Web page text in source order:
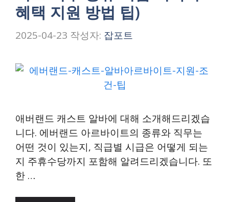
혜택 지원 방법 팁)
2025-04-23 작성자: 잡포트
애버랜드 캐스트 알바에 대해 소개해드리겠습
니다. 에버랜드 아르바이트의 종류와 직무는
어떤 것이 있는지, 직급별 시급은 어떻게 되는
지 주휴수당까지 포함해 알려드리겠습니다. 또
한 …